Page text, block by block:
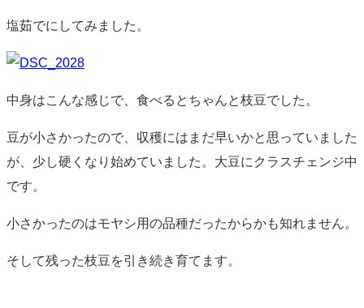
塩茹でにしてみました。
中身はこんな感じで、食べるとちゃんと枝豆でした。
豆が小さかったので、収穫にはまだ早いかと思っていました
が、少し硬くなり始めていました。大豆にクラスチェンジ中
です。
小さかったのはモヤシ用の品種だったからかも知れません。
そして残った枝豆を引き続き育てます。